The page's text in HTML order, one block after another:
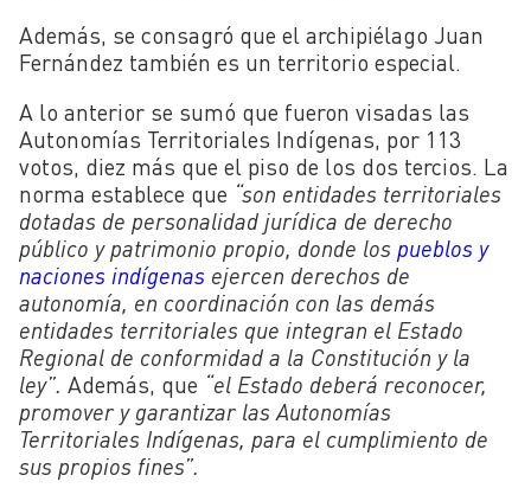
Además, se consagró que el archipiélago Juan
Fernández también es un territorio especial.
A lo anterior se sumó que fueron visadas las
Autonomías Territoriales Indígenas, por 113
votos, diez más que el piso de los dos tercios. La
norma establece que “son entidades territoriales
dotadas de personalidad jurídica de derecho
público y patrimonio propio, donde los pueblos y
naciones indígenas ejercen derechos de
autonomía, en coordinación con las demás
entidades territoriales que integran el Estado
Regional de conformidad a la Constitución y la
ley”. Además, que “el Estado deberá reconocer,
promover y garantizar las Autonomías
Territoriales Indígenas, para el cumplimiento de
sus propios fines”.